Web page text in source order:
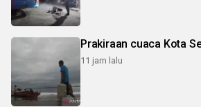
Prakiraan cuaca Kota
11 jam lalu